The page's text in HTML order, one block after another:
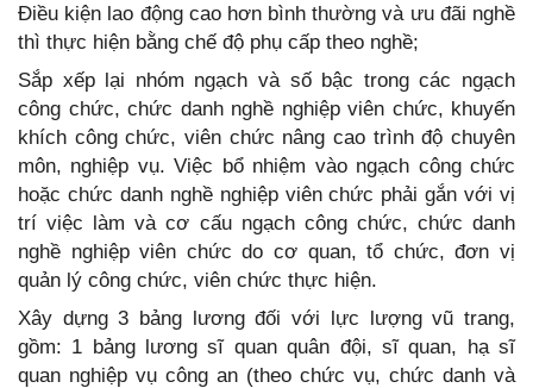
Điều kiện lao động cao hơn bình thường và ưu đãi nghề
thì thực hiện bằng chế độ phụ cấp theo nghề;
Sắp xếp lại nhóm ngạch và số bậc trong các ngạch
công chức, chức danh nghề nghiệp viên chức, khuyến
khích công chức, viên chức nâng cao trình độ chuyên
môn, nghiệp vụ. Việc bổ nhiệm vào ngạch công chức
hoặc chức danh nghề nghiệp viên chức phải gắn với vị
trí việc làm và cơ cấu ngạch công chức, chức danh
nghề nghiệp viên chức do cơ quan, tổ chức, đơn vị
quản lý công chức, viên chức thực hiện.
Xây dựng 3 bảng lương đối với lực lượng vũ trang,
gồm: 1 bảng lương sĩ quan quân đội, sĩ quan, hạ sĩ
quan nghiệp vụ công an (theo chức vụ, chức danh và